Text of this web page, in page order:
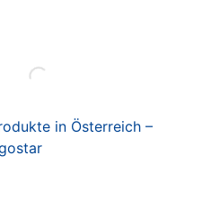
in Österreich –